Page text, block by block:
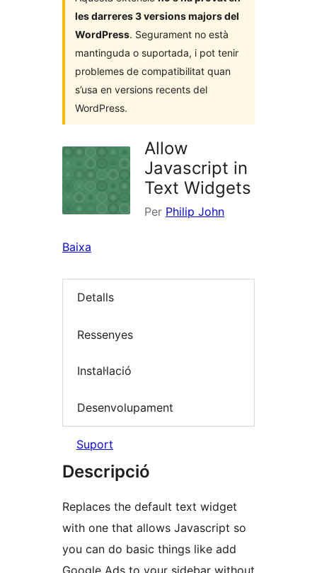
les darreres 3 versions majors del
WordPress. Segurament no està
mantinguda o suportada, i pot tenir
problemes de compatibilitat quan
s’usa en versions recents del
WordPress.
Allow
Javascript in
Text Widgets
Per Philip John
Baixa
Detalls
Ressenyes
Instal·lació
Desenvolupament
Suport
Descripció
Replaces the default text widget
with one that allows Javascript so
you can do basic things like add